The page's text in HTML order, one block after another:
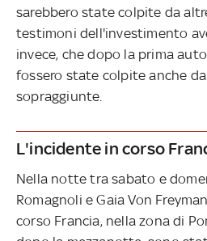
sarebbero state colpite da
testimoni dell'investimento
invece, che dopo la prima
fossero state colpite anche
sopraggiunte.
L'incidente in corso
Nella notte tra sabato e
Romagnoli e Gaia Von
corso Francia, nella zona di